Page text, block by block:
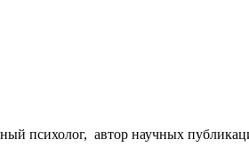
психолог, автор научных